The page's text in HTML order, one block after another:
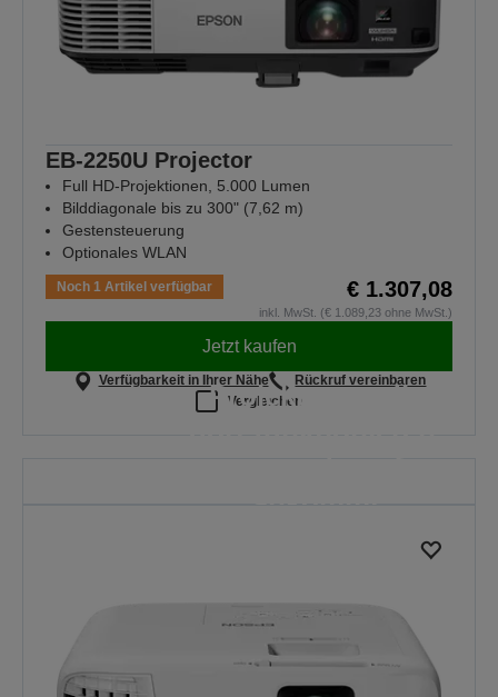
EB-2250U Projector
Full HD-Projektionen, 5.000 Lumen
Bilddiagonale bis zu 300" (7,62 m)
Gestensteuerung
Optionales WLAN
Noch 1 Artikel verfügbar € 1.307,08
inkl. MwSt. (€ 1.089,23 ohne MwSt.)
Jetzt kaufen
Verfügbarkeit in Ihrer Nähe
Rückruf vereinbaren
Vergleichen
Projektoren, die
Weil jeder Unterricht wichtig ist